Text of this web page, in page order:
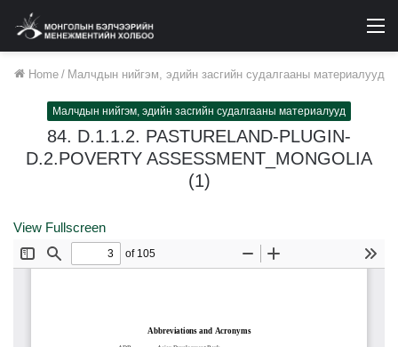
Home / Малчдын нийгэм, эдийн засгийн судалгааны материалууд
Малчдын нийгэм, эдийн засгийн судалгааны материалууд
84. D.1.1.2. PASTURELAND-PLUGIN-
D.2.POVERTY ASSESSMENT_MONGOLIA
(1)
View Fullscreen